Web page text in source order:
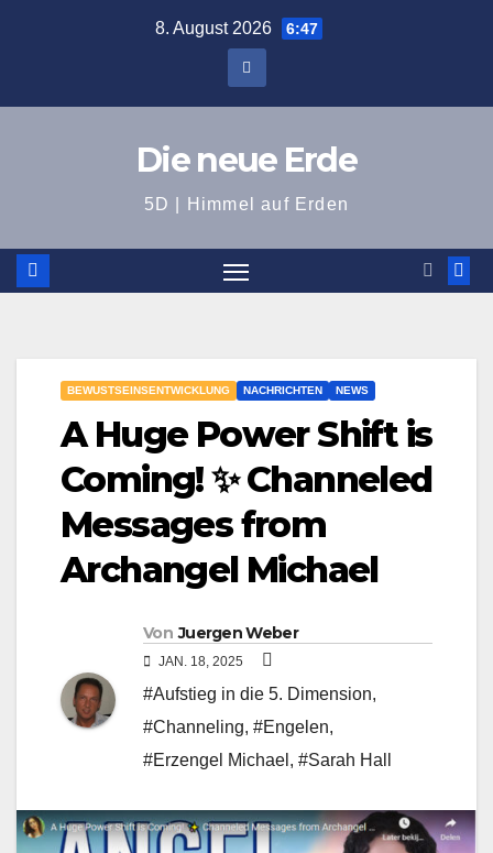
8. August 2026 6:47
Die neue Erde
5D | Himmel auf Erden
BEWUSTSEINSENTWICKLUNG NACHRICHTEN NEWS
A Huge Power Shift is
Coming! ✨ Channeled
Messages from
Archangel Michael
Von Juergen Weber
JAN. 18, 2025
#Aufstieg in die 5. Dimension,
#Channeling, #Engelen,
#Erzengel Michael , #Sarah Hall